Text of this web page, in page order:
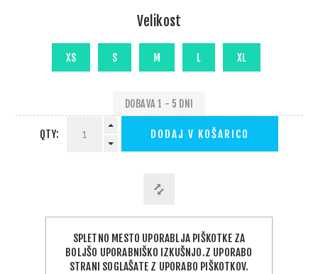
Velikost
DOBAVA 1 - 5 DNI
QTY: DODAJ V KOŠARICO
PODELI:
SPLETNO MESTO UPORABLJA PIŠKOTKE ZA
BOLJŠO UPORABNIŠKO IZKUŠNJO.Z UPORABO
STRANI SOGLAŠATE Z UPORABO PIŠKOTKOV.